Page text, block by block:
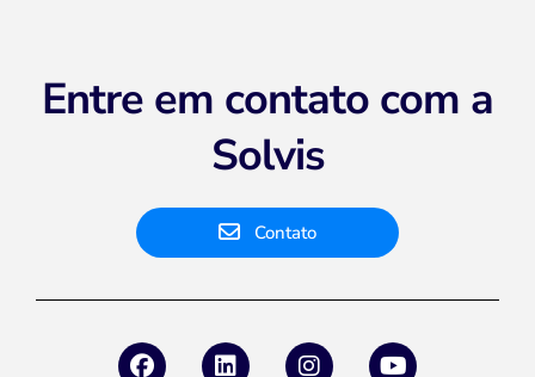
Entre em contato com a
Solvis
Contato